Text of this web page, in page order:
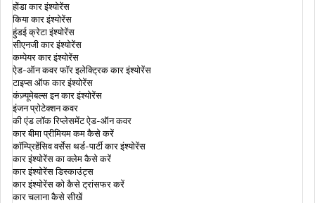
भारतीय नागरिकों के लिए UK की नागरिकता कैसे प्राप्त
करें: प्रक्रिया नीचे समझाई गई है।
भारतीयों के लिए इज़राइल की नागरिकता
आयरलैंड में PR कैसे प्राप्त करें
ट्रैवल इंश्योरेंस जो फ़ाइनेंशियल एमरजेंसी कैश देता है
होंडा कार इंश्योरेंस
किया कार इंश्योरेंस
हुंडई क्रेटा इंश्योरेंस
सीएनजी कार इंश्योरेंस
कम्पेयर कार इंश्योरेंस
ऐड-ऑन कवर फॉर इलेक्ट्रिक कार इंश्योरेंस
टाइप्स ऑफ कार इंश्योरेंस
कंज़्यूमेबल्स इन कार इंश्योरेंस
इंजन प्रोटेक्शन कवर
की एंड लॉक रिप्लेसमेंट ऐड-ऑन कवर
कार बीमा प्रीमियम कम कैसे करें
कॉम्प्रिहेंसिव वर्सेस थर्ड-पार्टी कार इंश्योरेंस
कार इंश्योरेंस का क्लेम कैसे करें
कार इंश्योरेंस डिस्काउंट्स
कार इंश्योरेंस को कैसे ट्रांसफर करें
कार चलाना कैसे सीखें